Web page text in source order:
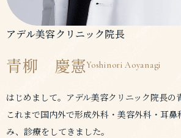
アデル美容クリニック院長
青柳 慶憲Yoshinori Aoyanagi
はじめまして。アデル美容クリニック院長の
これまで国内外で形成外科・美容外科・耳
み、診療をしてきました。